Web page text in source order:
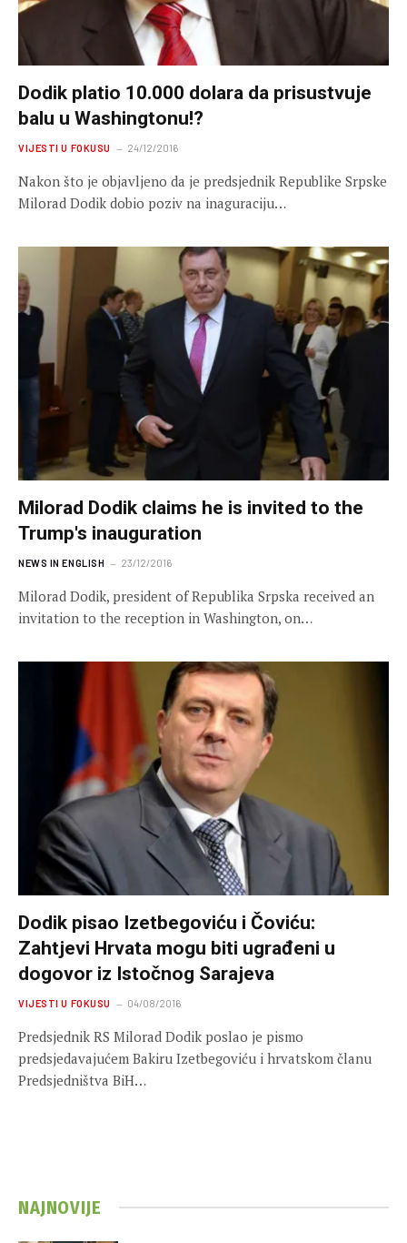
Dodik platio 10.000 dolara da prisustvuje
balu u Washingtonu!?
VIJESTI U FOKUSU 24/12/2016
Nakon što je objavljeno da je predsjednik Republike Srpske
Milorad Dodik dobio poziv na inaguraciju…
Milorad Dodik claims he is invited to the
Trump's inauguration
NEWS IN ENGLISH 23/12/2016
Milorad Dodik, president of Republika Srpska received an
invitation to the reception in Washington, on…
Dodik pisao Izetbegoviću i Čoviću:
Zahtjevi Hrvata mogu biti ugrađeni u
dogovor iz Istočnog Sarajeva
VIJESTI U FOKUSU 04/08/2016
Predsjednik RS Milorad Dodik poslao je pismo
predsjedavajućem Bakiru Izetbegoviću i hrvatskom članu
Predsjedništva BiH…
NAJNOVIJE